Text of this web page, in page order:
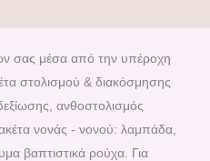
t
a
g
r
a
m
t
u
b
σας μέσα από την υπέροχη
στολισμού & διακόσμησης
ανθοστολισμός
νονάς - νονού: λαμπάδα,
βαπτιστικά ρούχα. Για